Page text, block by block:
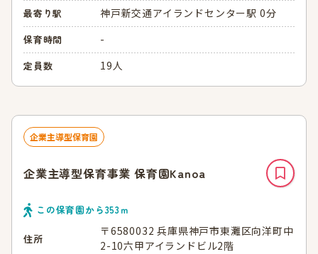
最寄り駅 神戸新交通アイランドセンター駅 0分
保育時間 -
定員数 19人
企業主導型保育園
企業主導型保育事業 保育園Kanoa
この保育園から353ｍ
住所
〒6580032 兵庫県神戸市東灘区向洋町中
2-10六甲アイランドビル2階